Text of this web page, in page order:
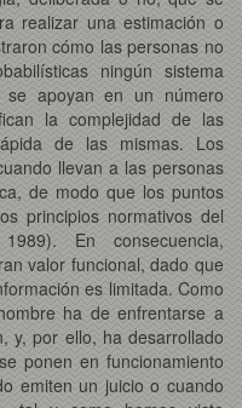
realizar una estimación o
cómo las personas no
ningún sistema
apoyan en un número
la complejidad de las
de las mismas. Los
llevan a las personas
de modo que los puntos
principios normativos del
En consecuencia,
valor funcional, dado que
es limitada. Como
ha de enfrentarse a
y, por ello, ha desarrollado
ponen en funcionamiento
emiten un juicio o cuando